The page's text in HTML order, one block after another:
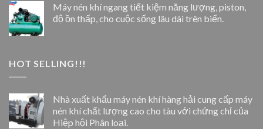
Máy nén khí ngang tiết kiệm năng lượng, piston,
độ ồn thấp, cho cuộc sống lâu dài trên biển.
HOT SELLING!!!
Nhà xuất khẩu máy nén khí hàng hải cung cấp máy
nén khí chất lượng cao cho tàu với chứng chỉ của
Hiệp hội Phân loại.